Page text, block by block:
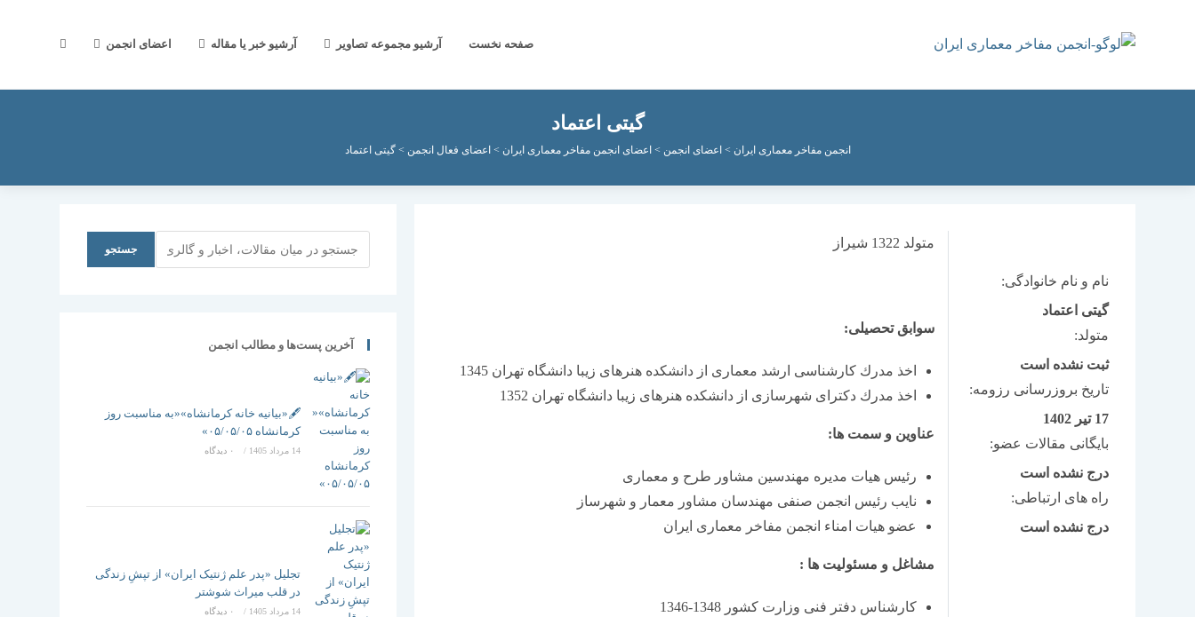
صفحه نخست آرشیو مجموعه تصاویر آرشیو خبر یا مقاله اعضای انجمن جستجوی
گیتی اعتماد
انجمن مفاخر معماری ایران > اعضای انجمن > اعضای انجمن مفاخر معماری ایران > اعضای فعال انجمن >گیتی اعتماد
نام و نام خانوادگی:
گیتی اعتماد
متولد:
ثبت نشده است
تاریخ بروزرسانی رزومه:
17 تیر 1402
بایگانی مقالات عضو:
درج نشده است
راه های ارتباطی:
درج نشده است
متولد 1322 شیراز
سوابق تحصیلی:
اخذ مدرك كارشناسی ارشد معماری از دانشكده هنرهای زیبا دانشگاه تهران 1345
اخذ مدرك دكترای شهرسازی از دانشكده هنرهای زیبا دانشگاه تهران 1352
عناوین و سمت ها:
رئیس هیات مدیره مهندسین مشاور طرح و معماری
نایب رئیس انجمن صنفی مهندسان مشاور معمار و شهرساز
عضو هیات امناء انجمن مفاخر معماری ایران
مشاغل و مسئولیت ها :
كارشناس دفتر فنی وزارت كشور 1348-1346
جستجو
آخرین پست‌ها و مطالب انجمن
🖋️«بیانیه خانه کرمانشاه»«به مناسبت روز
کرمانشاه ۰۵/۰۵/۰۵»
14 مرداد 1405 / ۰ دیدگاه
تجلیل «پدر علم ژنتیک ایران» از تپشِ زندگی
در قلب میراث شوشتر
14 مرداد 1405 / ۰ دیدگاه